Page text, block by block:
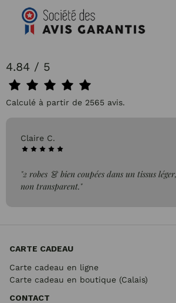
4.84 / 5
Calculé à partir de 2565 avis.
Claire C.
"2 robes 👗 bien coupées dans un tissus
non transparent."
CARTE CADEAU
Carte cadeau en ligne
Carte cadeau en boutique (Calais)
CONTACT